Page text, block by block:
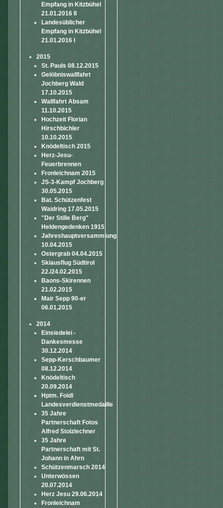
Empfang in Kitzbühel
21.01.2016 II
Landesüblicher
Empfang in Kitzbühel
21.01.2016 I
2015
St. Pauls 08.12.2015
Gelöbniswallfahrt
Jochberg Wald
17.10.2015
Wallfahrt Absam
11.10.2015
Hochzeit Florian
Hirschbichler
10.10.2015
Knödeltisch 2015
Herz-Jesu-
Feuerbrennen
Fronleichnam 2015
JS-3-Kampf Jochberg
30.05.2015
Bat. Schützenfest
Waidring 17.05.2015
"Der Stille Berg"
Heldengedenken 1915
Jahreshauptversammlung
10.04.2015
Ostergrab 04.04.2015
Skiausflug Südtirol
22./24.02.2015
Baons-Skirennen
21.02.2015
Mair Sepp 90-er
06.01.2015
2014
Einsiedelei -
Dankesmesse
30.12.2014
Sepp-Kerschbaumer
08.12.2014
Knödeltisch
20.09.2014
Hptm. Foidl
Landesverdienstmedaille
35 Jahre
Partnerschaft Fotos
Alfred Stolzlechner
35 Jahre
Partnerschaft mit St.
Johann in Ahrn
Schützenmarsch 2014
Unterwössen
20.07.2014
Herz Jesu 29.06.2014
Fronleichnam